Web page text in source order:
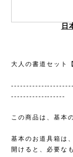
日
大人の書道セット
------------------
この商品は、基本
基本のお道具箱は
開けると、必要な